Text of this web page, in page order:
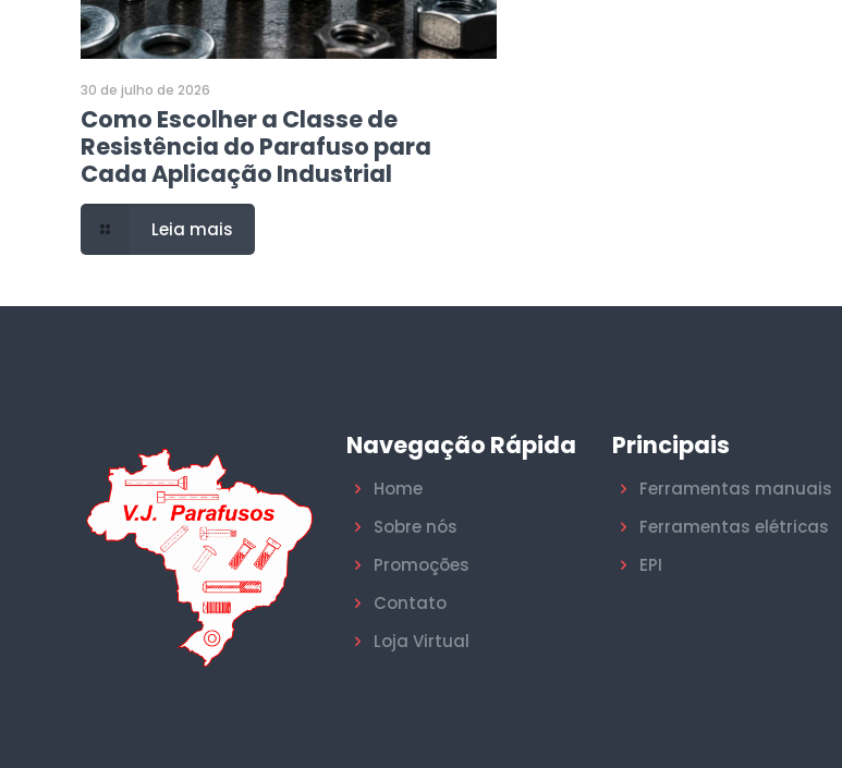
30 de julho de 2026
Como Escolher a Classe de
Resistência do Parafuso para
Cada Aplicação Industrial
Leia mais
Navegação Rápida
Home
Sobre nós
Promoções
Contato
Loja Virtual
Principais
Ferramentas manuais
Ferramentas elétricas
EPI